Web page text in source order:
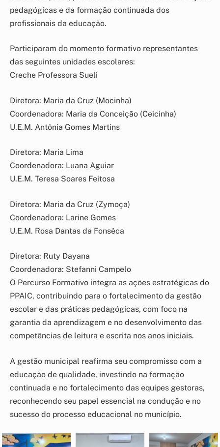
pedagógicas e da formação continuada dos
profissionais da educação.
Participaram do momento formativo representantes
das seguintes unidades escolares:
Creche Professora Sueli
Diretora: Maria da Cruz (Mocinha)
Coordenadora: Maria da Conceição (Ceicinha)
U.E.M. Antônia Gomes Martins
Diretora: Maria Lima
Coordenadora: Luana Aguiar
U.E.M. Teresa Soares Feitosa
Diretora: Maria da Cruz (Zymoça)
Coordenadora: Larine Gomes
U.E.M. Rosa Dantas da Fonsêca
Diretora: Ruty Dayana
Coordenadora: Stefanni Campelo
O Percurso Formativo integra as ações estratégicas do
PPAIC, contribuindo para o fortalecimento da gestão
escolar e das práticas pedagógicas, com foco na
garantia da aprendizagem e no desenvolvimento das
competências de leitura e escrita nos anos iniciais.
A gestão municipal reafirma seu compromisso com a
educação de qualidade, investindo na formação
continuada e no fortalecimento das equipes gestoras,
reconhecendo seu papel essencial na condução e no
sucesso do processo educacional no município.